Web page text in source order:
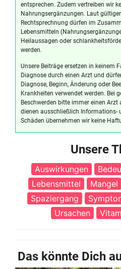
entsprechen. Zudem vertreiben wir
Nahrungsergänzungen. Laut
Rechtsprechnung dürfen im
Lebensmitteln
Heilaussagen oder
werden.
Unsere Beiträge ersetzen in keinem
Diagnose durch einen Arzt und
Diagnose, Beginn, Änderung oder
Krankheiten verwendet werden. Bei
Beschwerden bitte immer einen Arzt
dienen ausschließlich Informations-
Schäden übernehmen wir keine
Unsere
Auswirkungen
Lebensmittel
Mangel
Spaziergang
Ursachen
Das könnte Dich